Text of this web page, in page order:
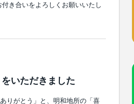
き合いをよろしくお願いいたし
いただきました
りがとう」と、明和地所の「喜